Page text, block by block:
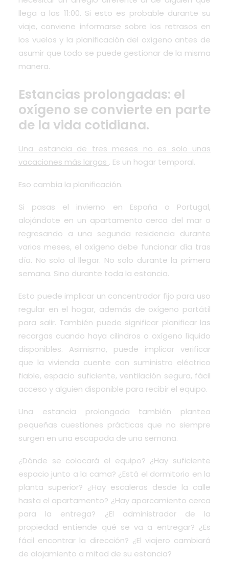
llega a las 11:00. Si esto es probable durante su
viaje, conviene informarse sobre los retrasos en
los vuelos y la planificación del oxígeno antes de
asumir que todo se puede gestionar de la misma
manera.
Estancias prolongadas: el
oxígeno se convierte en parte
de la vida cotidiana.
Una estancia de tres meses no es solo unas
vacaciones más largas . Es un hogar temporal.
Eso cambia la planificación.
Si pasas el invierno en España o Portugal,
alojándote en un apartamento cerca del mar o
regresando a una segunda residencia durante
varios meses, el oxígeno debe funcionar día tras
día. No solo al llegar. No solo durante la primera
semana. Sino durante toda la estancia.
Esto puede implicar un concentrador fijo para uso
regular en el hogar, además de oxígeno portátil
para salir. También puede significar planificar las
recargas cuando haya cilindros o oxígeno líquido
disponibles. Asimismo, puede implicar verificar
que la vivienda cuente con suministro eléctrico
fiable, espacio suficiente, ventilación segura, fácil
acceso y alguien disponible para recibir el equipo.
Una estancia prolongada también plantea
pequeñas cuestiones prácticas que no siempre
surgen en una escapada de una semana.
¿Dónde se colocará el equipo? ¿Hay suficiente
espacio junto a la cama? ¿Está el dormitorio en la
planta superior? ¿Hay escaleras desde la calle
hasta el apartamento? ¿Hay aparcamiento cerca
para la entrega? ¿El administrador de la
propiedad entiende qué se va a entregar? ¿Es
fácil encontrar la dirección? ¿El viajero cambiará
de alojamiento a mitad de su estancia?